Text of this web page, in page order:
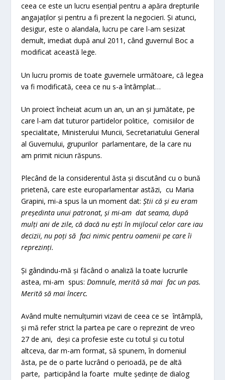
ceea ce este un lucru esențial pentru a apăra drepturile
angajaților și pentru a fi prezent la negocieri. Și atunci,
desigur, este o alandala, lucru pe care l-am sesizat
demult, imediat după anul 2011, când guvernul Boc a
modificat această lege.
Un lucru promis de toate guvernele următoare, că legea
va fi modificată, ceea ce nu s-a întâmplat…
Un proiect încheiat acum un an, un an și jumătate, pe
care l-am dat tuturor partidelor politice, comisiilor de
specialitate, Ministerului Muncii, Secretariatului General
al Guvernului, grupurilor parlamentare, de la care nu
am primit niciun răspuns.
Plecând de la considerentul ăsta și discutând cu o bună
prietenă, care este europarlamentar astăzi, cu Maria
Grapini, mi-a spus la un moment dat:Știi că și eu eram
președinta unui patronat, și mi-am dat seama, după
mulți ani de zile, că dacă nu ești în mijlocul celor care iau
decizii, nu poți să faci nimic pentru oamenii pe care îi
reprezinți.
Și gândindu-mă și făcând o analiză la toate lucrurile
astea, mi-am spus: Domnule, merită să mai fac un pas.
Merită să mai încerc.
Având multe nemulțumiri vizavi de ceea ce se întâmplă,
și mă refer strict la partea pe care o reprezint de vreo
27 de ani, deși ca profesie este cu totul și cu totul
altceva, dar m-am format, să spunem, în domeniul
ăsta, pe de o parte lucrând o perioadă, pe de altă
parte, participând la foarte multe ședințe de dialog